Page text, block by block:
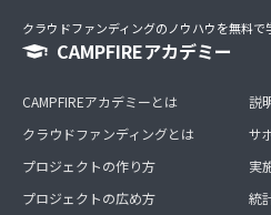
クラウドファンディングのノウハウを無料で
CAMPFIREアカデミー
CAMPFIREアカデミーとは
クラウドファンディングとは
プロジェクトの作り方
プロジェクトの広め方
説
サ
実
統